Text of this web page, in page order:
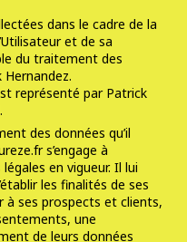
dans le cadre de la
et de sa
du traitement des
représenté par Patrick
des données qu’il
s’engage à
en vigueur. Il lui
les finalités de ses
ses prospects et clients,
une
de leurs données